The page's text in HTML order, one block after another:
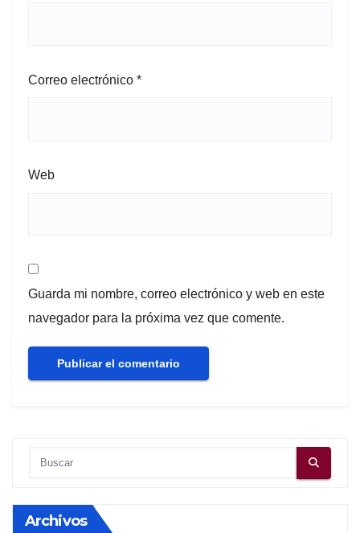
Correo electrónico *
Web
Guarda mi nombre, correo electrónico y web en este
navegador para la próxima vez que comente.
Archivos